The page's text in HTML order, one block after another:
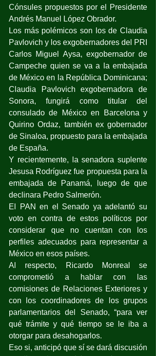
Cónsules propuestos por el Presidente
Andrés Manuel López Obrador.
Los más polémicos son los de Claudia
Pavlovich y los exgobernadores del PRI
Carlos Miguel Aysa, exgobernador de
Campeche quien se va a la embajada
de México en la República Dominicana;
Claudia Pavlovich exgobernadora de
Sonora, fungirá como titular del
consulado de México en Barcelona y
Quirino Ordaz, también ex gobernador
de Sinaloa, propuesto para la embajada
de España.
Y recientemente, la senadora suplente
Jesusa Rodríguez fue propuesta para la
embajada de Panamá, luego de que
declinara Pedro Salmerón.
El PAN en el Senado ya adelantó su
voto en contra de estos políticos por
considerar que no cuentan con los
perfiles adecuados para representar a
México en esos países.
Al respecto, Ricardo Monreal se
comprometió a hablar con las
comisiones de Relaciones Exteriores y
con los coordinadores de los grupos
parlamentarios del Senado, “para ver
qué trámite y qué tiempo se le iba a
otorgar para desahogarlos.
Eso si, anticipó que sí se dará discusión